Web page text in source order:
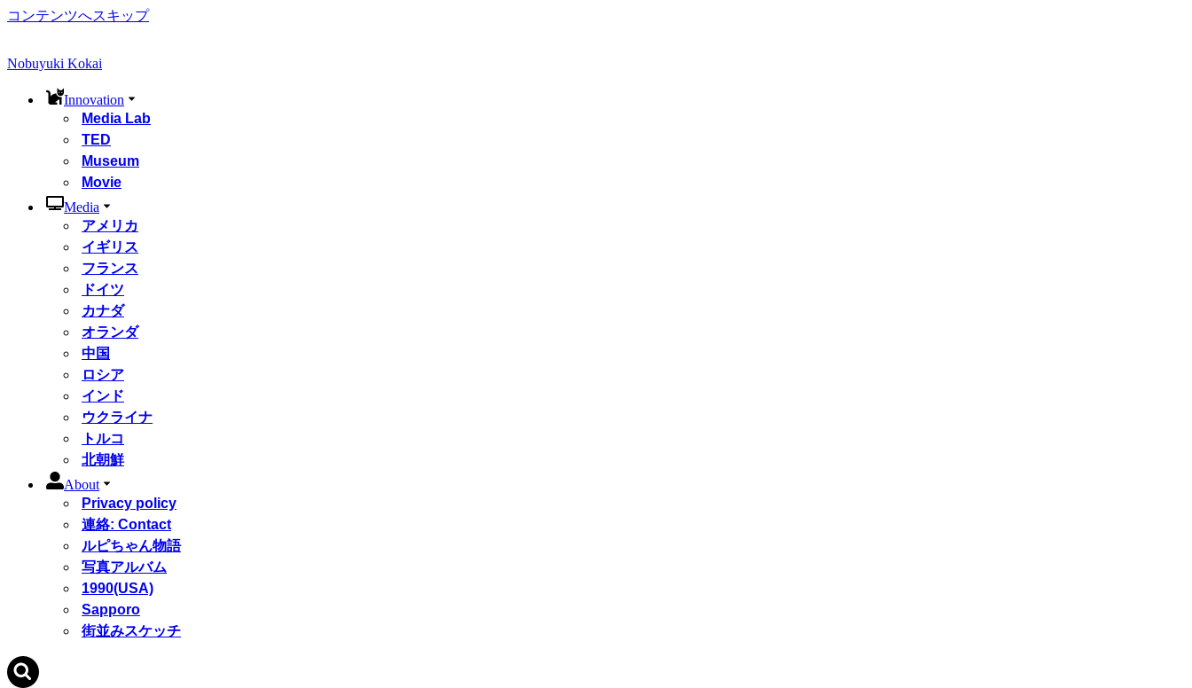
コンテンツへスキップ
Nobuyuki Kokai
Innovation
Media Lab
TED
Museum
Movie
Media
アメリカ
イギリス
フランス
ドイツ
カナダ
オランダ
中国
ロシア
インド
ウクライナ
トルコ
北朝鮮
About
Privacy policy
連絡: Contact
ルピちゃん物語
写真アルバム
1990(USA)
Sapporo
街並みスケッチ